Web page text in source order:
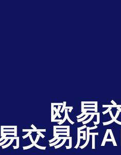
欧易
交易所